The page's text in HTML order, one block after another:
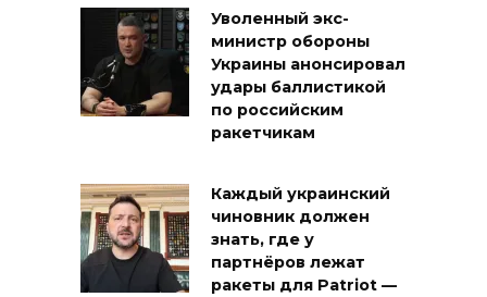
Уволенный экс-
министр обороны
Украины анонсировал
удары баллистикой
по российским
ракетчикам
Каждый украинский
чиновник должен
знать, где у
партнёров лежат
ракеты для Patriot —